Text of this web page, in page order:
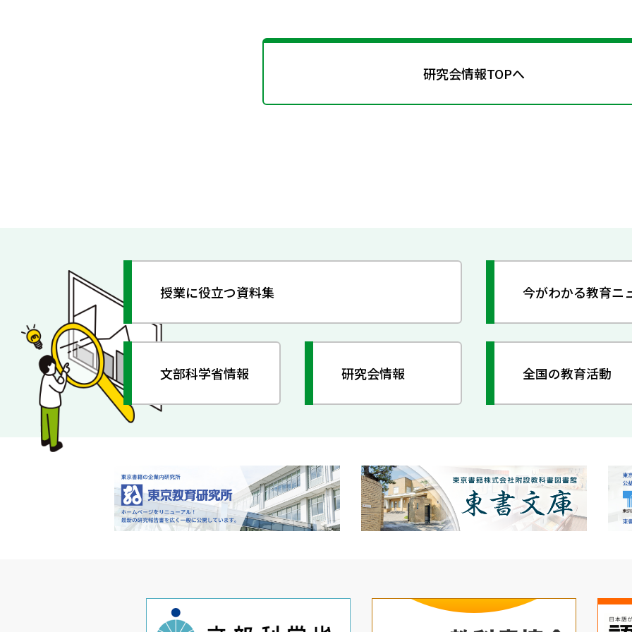
研究会情報TOPへ
授業に役立つ資料集 今がわかる教育ニ
文部科学省情報 研究会情報 全国の教育活動